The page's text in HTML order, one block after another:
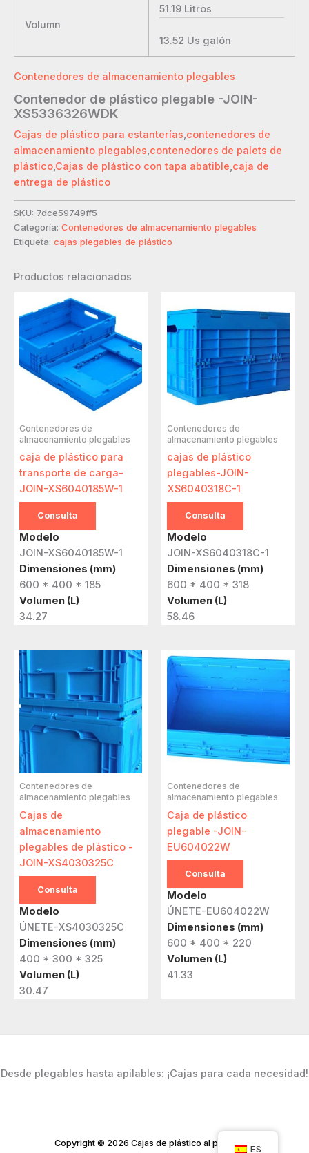
Volumn
51.19 Litros
13.52 Us galón
Contenedores de almacenamiento plegables
Contenedor de plástico plegable -JOIN-
XS5336326WDK
Cajas de plástico para estanterías,contenedores de
almacenamiento plegables,contenedores de palets de
plástico,Cajas de plástico con tapa abatible,caja de
entrega de plástico
SKU: 7dce59749ff5
Categoría: Contenedores de almacenamiento plegables
Etiqueta: cajas plegables de plástico
Productos relacionados
Contenedores de
almacenamiento plegables
caja de plástico para
transporte de carga-
JOIN-XS6040185W-1
Consulta
Modelo
JOIN-XS6040185W-1
Dimensiones (mm)
600 * 400 * 185
Volumen (L)
34.27
Contenedores de
almacenamiento plegables
cajas de plástico
plegables-JOIN-
XS6040318C-1
Consulta
Modelo
JOIN-XS6040318C-1
Dimensiones (mm)
600 * 400 * 318
Volumen (L)
58.46
Contenedores de
almacenamiento plegables
Cajas de
almacenamiento
plegables de plástico -
JOIN-XS4030325C
Consulta
Modelo
ÚNETE-XS4030325C
Dimensiones (mm)
400 * 300 * 325
Volumen (L)
30.47
Contenedores de
almacenamiento plegables
Caja de plástico
plegable -JOIN-
EU604022W
Consulta
Modelo
ÚNETE-EU604022W
Dimensiones (mm)
600 * 400 * 220
Volumen (L)
41.33
Desde plegables hasta apilables: ¡Cajas para cada necesidad!
Copyright © 2026 Cajas de plástico al por mayor
ES